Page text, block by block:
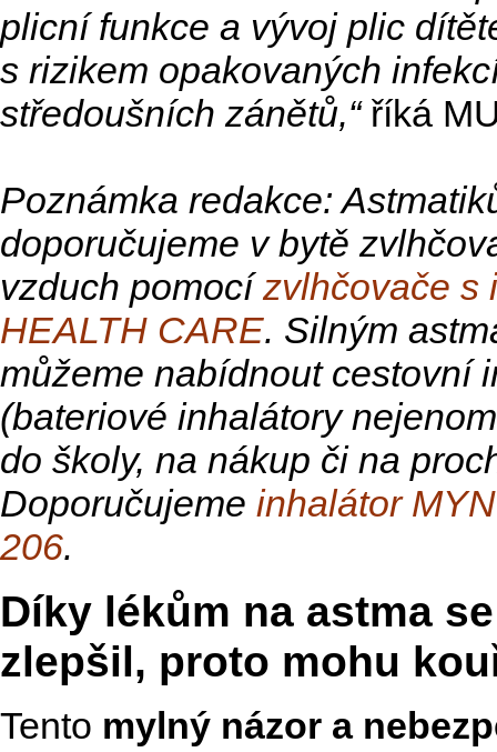
plicní funkce a vývoj plic
s rizikem opakovaných
středoušních zánětů,“říká
Poznámka redakce:
doporučujeme v bytě
vzduch pomocízvlhčovače s
HEALTH CARE. Silným
můžeme nabídnout cestovní
(bateriové inhalátory
do školy, na nákup či na
Doporučujeme inhalátor
206.
Díky lékům na astma
zlepšil, proto mohu
Tento mylný názor a